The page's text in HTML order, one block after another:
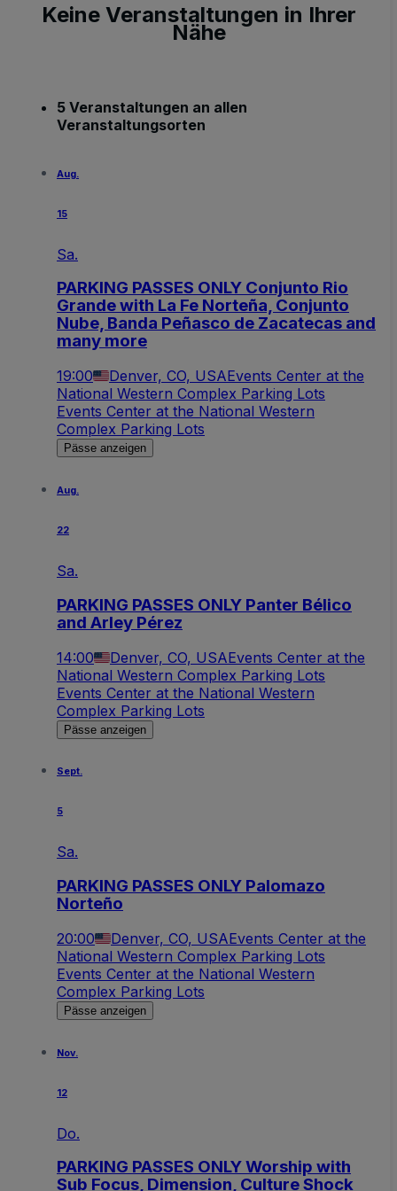
Keine Veranstaltungen in Ihrer
Nähe
5 Veranstaltungen an allen
Veranstaltungsorten
Aug.
15
Sa.
PARKING PASSES ONLY Conjunto Rio
Grande with La Fe Norteña, Conjunto
Nube, Banda Peñasco de Zacatecas and
many more
19:00 Denver, CO, USAEvents Center at the
National Western Complex Parking Lots
Events Center at the National Western
Complex Parking Lots
Pässe anzeigen
Aug.
22
Sa.
PARKING PASSES ONLY Panter Bélico
and Arley Pérez
14:00 Denver, CO, USAEvents Center at the
National Western Complex Parking Lots
Events Center at the National Western
Complex Parking Lots
Pässe anzeigen
Sept.
5
Sa.
PARKING PASSES ONLY Palomazo
Norteño
20:00 Denver, CO, USAEvents Center at the
National Western Complex Parking Lots
Events Center at the National Western
Complex Parking Lots
Pässe anzeigen
Nov.
12
Do.
PARKING PASSES ONLY Worship with
Sub Focus, Dimension, Culture Shock